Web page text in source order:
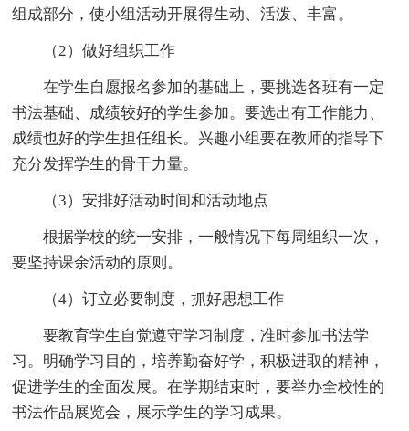
组成部分，使小组活动开展得生动、活泼、丰富。
（2）做好组织工作
在学生自愿报名参加的基础上，要挑选各班有一定
书法基础、成绩较好的学生参加。要选出有工作能力、
成绩也好的学生担任组长。兴趣小组要在教师的指导下
充分发挥学生的骨干力量。
（3）安排好活动时间和活动地点
根据学校的统一安排，一般情况下每周组织一次，
要坚持课余活动的原则。
（4）订立必要制度，抓好思想工作
要教育学生自觉遵守学习制度，准时参加书法学
习。明确学习目的，培养勤奋好学，积极进取的精神，
促进学生的全面发展。在学期结束时，要举办全校性的
书法作品展览会，展示学生的学习成果。